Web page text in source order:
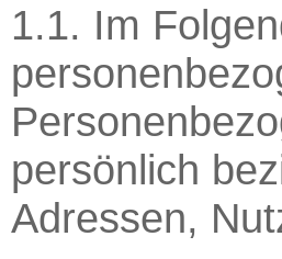
1.1. Im
persönlich
Adressen,